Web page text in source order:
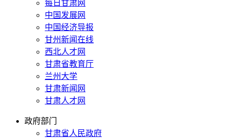
每日甘肃网
中国发展网
中国经济导报
甘州新闻在线
西北人才网
甘肃省教育厅
兰州大学
甘肃新闻网
甘肃人才网
政府部门
甘肃省人民政府